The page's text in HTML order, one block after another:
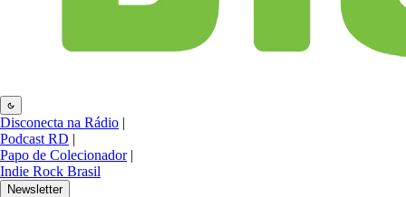
Disconecta na Rádio |
Podcast RD |
Papo de Colecionador |
Indie Rock Brasil
Newsletter